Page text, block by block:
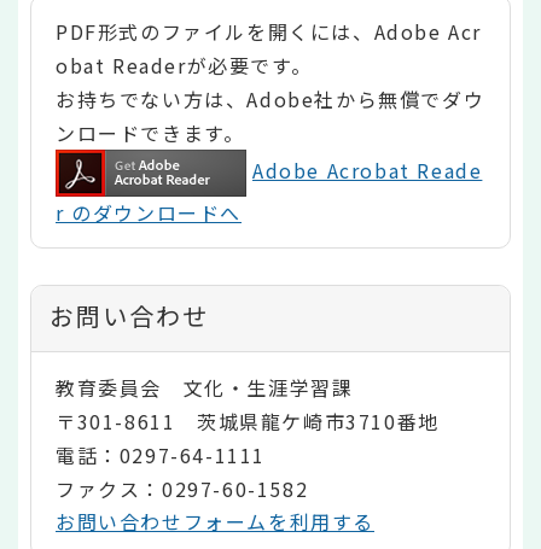
PDF形式のファイルを開くには、Adobe Acr
obat Readerが必要です。
お持ちでない方は、Adobe社から無償でダウ
ンロードできます。
Adobe Acrobat Reade
r のダウンロードへ
お問い合わせ
教育委員会 文化・生涯学習課
〒301-8611 茨城県龍ケ崎市3710番地
電話：0297-64-1111
ファクス：0297-60-1582
お問い合わせフォームを利用する